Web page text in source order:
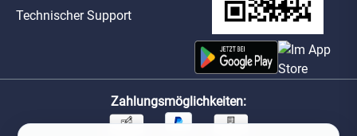
Technischer Support
Zahlungsmöglichkeiten: